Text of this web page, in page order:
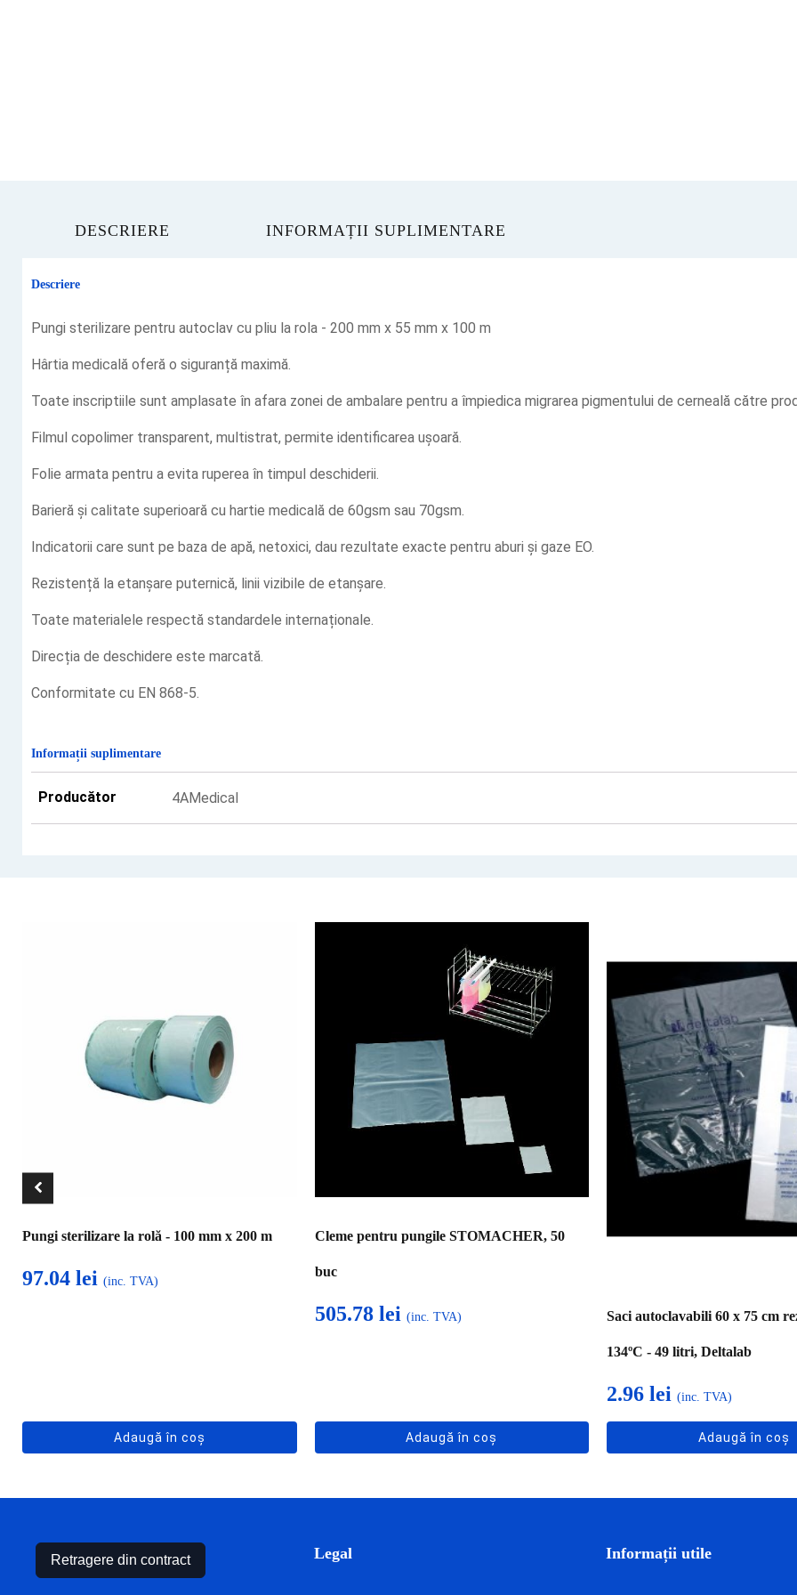
DESCRIERE INFORMAȚII SUPLIMENTARE
Descriere
Pungi sterilizare pentru autoclav cu pliu la rola - 200 mm x 55 mm x 100 m
Hârtia medicală oferă o siguranță maximă.
Toate inscriptiile sunt amplasate în afara zonei de ambalare pentru a împiedica migrarea pigmentului de cerneală către
Filmul copolimer transparent, multistrat, permite identificarea ușoară.
Folie armata pentru a evita ruperea în timpul deschiderii.
Barieră și calitate superioară cu hartie medicală de 60gsm sau 70gsm.
Indicatorii care sunt pe baza de apă, netoxici, dau rezultate exacte pentru aburi și gaze EO.
Rezistență la etanșare puternică, linii vizibile de etanșare.
Toate materialele respectă standardele internaționale.
Direcția de deschidere este marcată.
Conformitate cu EN 868-5.
Informații suplimentare
Producător 4AMedical
Pungi sterilizare la rolă - 100 mm x 200 m
97.04 lei (inc. TVA)
Adaugă în coș
Cleme pentru pungile STOMACHER, 50
buc
505.78 lei (inc. TVA)
Adaugă în coș
Saci autoclavabili 60 x 75 cm
134ºC - 49 litri, Deltalab
2.96 lei (inc. TVA)
Adaugă în coș
Retragere din contract Legal Informații utile